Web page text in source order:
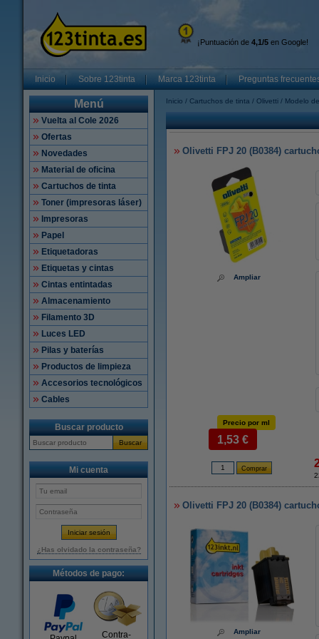
¡Puntuación de 4,1/5 en Google!
Inicio Sobre 123tinta Marca 123tinta Preguntas
Menú
Vuelta al Cole 2026
Ofertas
Novedades
Material de oficina
Cartuchos de tinta
Toner (impresoras láser)
Impresoras
Papel
Etiquetadoras
Etiquetas y cintas
Cintas entintadas
Almacenamiento
Filamento 3D
Luces LED
Pilas y baterías
Productos de limpieza
Accesorios tecnológicos
Cables
Buscar producto
Buscar
Mi cuenta
¿Has olvidado la contraseña?
Métodos de pago:
Contra-
Inicio Cartuchos de tinta Olivetti Modelo
Olivetti FPJ 20 (B0384)
Ampliar
Precio por ml
1,53 €
Olivetti FPJ 20 (B0384)
Ampliar